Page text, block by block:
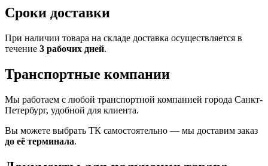
Сроки доставки
При наличии товара на складе доставка осуществляется в
течение 3 рабочих дней.
Транспортные компании
Мы работаем с любой транспортной компанией города Санкт-
Петербург, удобной для клиента.
Вы можете выбрать ТК самостоятельно — мы доставим заказ
до её терминала.